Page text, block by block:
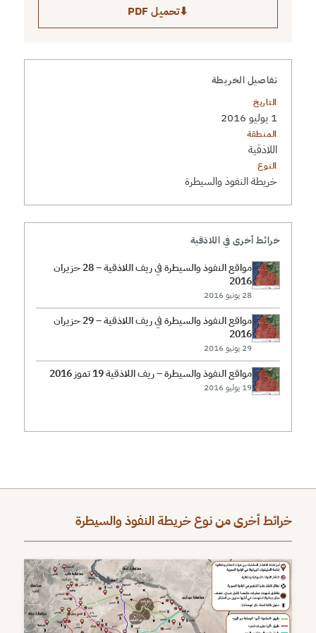
⬇تحميل PDF
تفاصيل الخريطة
التاريخ
1 يوليو 2016
المنطقة
اللاذقية
النوع
خريطة النفوذ والسيطرة
خرائط أخرى في اللاذقية
مواقع النفوذ والسيطرة في ريف اللاذقية – 28 حزيران
2016
28 يونيو 2016
مواقع النفوذ والسيطرة في ريف اللاذقية – 29 حزيران
2016
29 يونيو 2016
مواقع النفوذ والسيطرة – ريف اللاذقية 19 تموز 2016
19 يوليو 2016
خرائط أخرى من نوع خريطة النفوذ والسيطرة